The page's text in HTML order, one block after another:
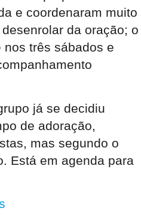
e coordenaram muito
da oração; o
três sábados e
já se decidiu
de adoração,
mas segundo o
Está em agenda para